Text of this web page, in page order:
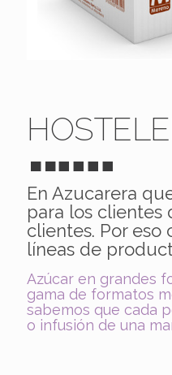
En Azucarera
para los clientes
clientes. Por eso
líneas de
Azúcar en grandes
gama de formatos
sabemos que cada
o infusión de una